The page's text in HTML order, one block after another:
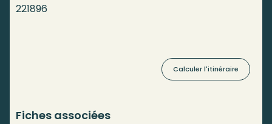
221896
Calculer l'itinéraire
Fiches associées